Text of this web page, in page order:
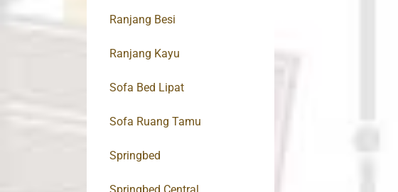
Ranjang Besi
Ranjang Kayu
Sofa Bed Lipat
Sofa Ruang Tamu
Springbed